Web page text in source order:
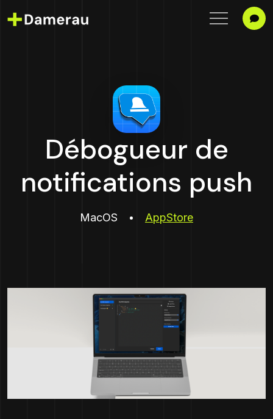
Débogueur de
notifications push
MacOS AppStore